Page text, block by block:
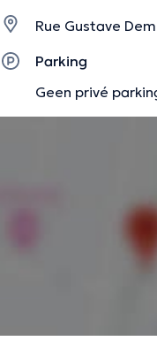
Rue Gustave
Parking
Geen privé